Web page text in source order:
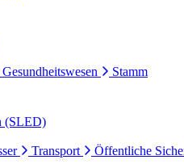
Gesundheitswesen Stamm
(SLED)
Transport Öffentliche